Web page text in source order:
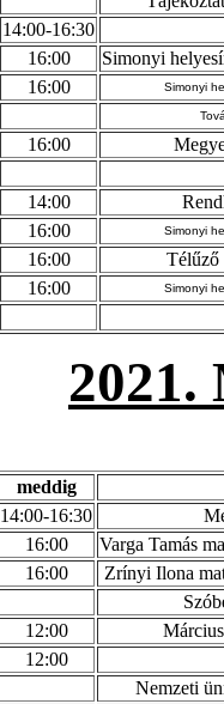
14:00-16:30
16:00
Simonyi
16:00 Simonyi
16:00
14:00
16:00 Simonyi
16:00
Télűző
16:00 Simonyi
meddig
14:00-16:30
16:00
Varga Tamás
16:00
Zrínyi Ilona
12:00
12:00
Nemzeti